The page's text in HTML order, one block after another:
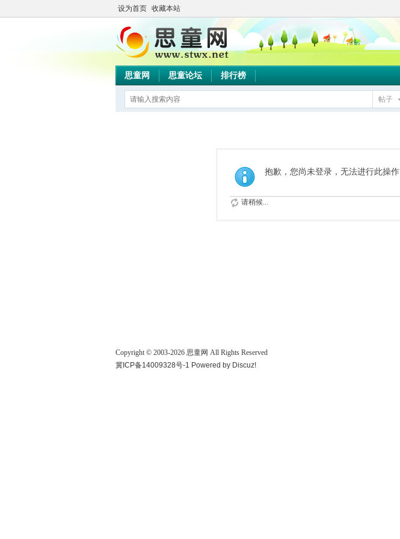
设为首页 收藏本站
思童网 思童论坛 排行榜
帖子
抱歉，您尚未登录，无法进行此操作
请稍候...
Copyright © 2003-2026 思童网 All Rights Reserved
冀ICP备14009328号-1 Powered by Discuz!